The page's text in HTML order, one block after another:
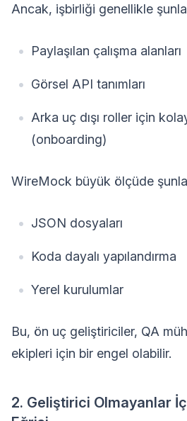
Ancak, işbirliği genellikle
Paylaşılan çalışma alanları
Görsel API tanımları
Arka uç dışı roller için
(onboarding)
WireMock büyük ölçüde
JSON dosyaları
Koda dayalı yapılandırma
Yerel kurulumlar
Bu, ön uç geliştiriciler, QA
ekipleri için bir engel olabilir.
2. Geliştirici Olmayanlar